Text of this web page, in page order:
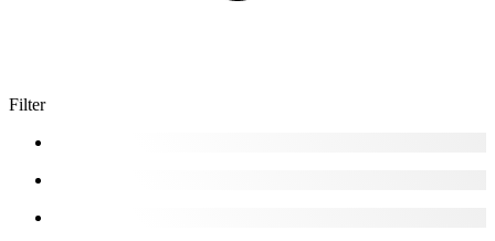
Filter